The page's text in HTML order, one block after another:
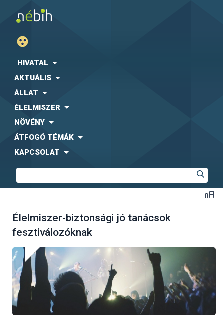
HIVATAL
AKTUÁLIS
ÁLLAT
ÉLELMISZER
NÖVÉNY
ÁTFOGÓ TÉMÁK
KAPCSOLAT
Élelmiszer-biztonsági jó tanácsok
fesztiválozóknak